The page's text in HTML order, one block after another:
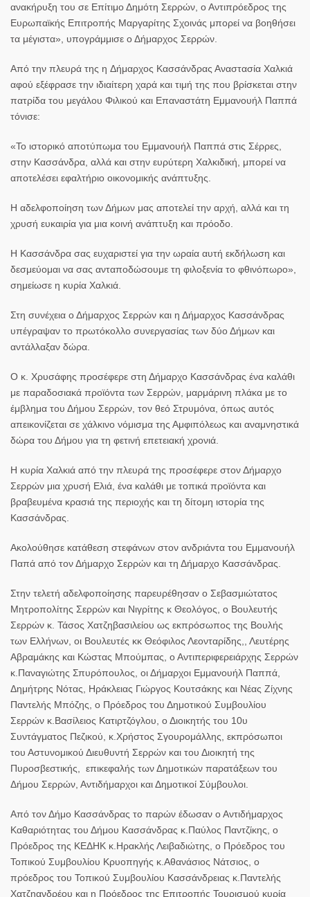
ανακήρυξη του σε Επίτιμο Δημότη Σερρών, ο Αντιπρόεδρος της
Ευρωπαϊκής Επιτροπής Μαργαρίτης Σχοινάς μπορεί να βοηθήσει
τα μέγιστα», υπογράμμισε ο Δήμαρχος Σερρών.
Από την πλευρά της η Δήμαρχος Κασσάνδρας Αναστασία Χαλκιά
αφού εξέφρασε την ιδιαίτερη χαρά και τιμή της που βρίσκεται στην
πατρίδα του μεγάλου Φιλικού και Επαναστάτη Εμμανουήλ Παππά
τόνισε:
«Το ιστορικό αποτύπωμα του Εμμανουήλ Παππά στις Σέρρες,
στην Κασσάνδρα, αλλά και στην ευρύτερη Χαλκιδική, μπορεί να
αποτελέσει εφαλτήριο οικονομικής ανάπτυξης.
Η αδελφοποίηση των Δήμων μας αποτελεί την αρχή, αλλά και τη
χρυσή ευκαιρία για μια κοινή ανάπτυξη και πρόοδο.
Η Κασσάνδρα σας ευχαριστεί για την ωραία αυτή εκδήλωση και
δεσμεύομαι να σας ανταποδώσουμε τη φιλοξενία το φθινόπωρο»,
σημείωσε η κυρία Χαλκιά.
Στη συνέχεια ο Δήμαρχος Σερρών και η Δήμαρχος Κασσάνδρας
υπέγραψαν το πρωτόκολλο συνεργασίας των δύο Δήμων και
αντάλλαξαν δώρα.
Ο κ. Χρυσάφης προσέφερε στη Δήμαρχο Κασσάνδρας ένα καλάθι
με παραδοσιακά προϊόντα των Σερρών, μαρμάρινη πλάκα με το
έμβλημα του Δήμου Σερρών, τον θεό Στρυμόνα, όπως αυτός
απεικονίζεται σε χάλκινο νόμισμα της Αμφιπόλεως και αναμνηστικά
δώρα του Δήμου για τη φετινή επετειακή χρονιά.
Η κυρία Χαλκιά από την πλευρά της προσέφερε στον Δήμαρχο
Σερρών μια χρυσή Ελιά, ένα καλάθι με τοπικά προϊόντα και
βραβευμένα κρασιά της περιοχής και τη δίτομη ιστορία της
Κασσάνδρας.
Ακολούθησε κατάθεση στεφάνων στον ανδριάντα του Εμμανουήλ
Παπά από τον Δήμαρχο Σερρών και τη Δήμαρχο Κασσάνδρας.
Στην τελετή αδελφοποίησης παρευρέθησαν ο Σεβασμιώτατος
Μητροπολίτης Σερρών και Νιγρίτης κ Θεολόγος, ο Βουλευτής
Σερρών κ. Τάσος Χατζηβασιλείου ως εκπρόσωπος της Βουλής
των Ελλήνων, οι Βουλευτές κκ Θεόφιλος Λεονταρίδης,, Λευτέρης
Αβραμάκης και Κώστας Μπούμπας, ο Αντιπεριφερειάρχης Σερρών
κ.Παναγιώτης Σπυρόπουλος, οι Δήμαρχοι Εμμανουήλ Παππά,
Δημήτρης Νότας, Ηράκλειας Γιώργος Κουτσάκης και Νέας Ζίχνης
Παντελής Μπόζης, ο Πρόεδρος του Δημοτικού Συμβουλίου
Σερρών κ.Βασίλειος Κατιρτζόγλου, ο Διοικητής του 10υ
Συντάγματος Πεζικού, κ.Χρήστος Σγουρομάλλης, εκπρόσωποι
του Αστυνομικού Διευθυντή Σερρών και του Διοικητή της
Πυροσβεστικής, επικεφαλής των Δημοτικών παρατάξεων του
Δήμου Σερρών, Αντιδήμαρχοι και Δημοτικοί Σύμβουλοι.
Από τον Δήμο Κασσάνδρας το παρών έδωσαν ο Αντιδήμαρχος
Καθαριότητας του Δήμου Κασσάνδρας κ.Παύλος Παντζίκης, ο
Πρόεδρος της ΚΕΔΗΚ κ.Ηρακλής Λειβαδιώτης, ο Πρόεδρος του
Τοπικού Συμβουλίου Κρυοπηγής κ.Αθανάσιος Νάτσιος, ο
πρόεδρος του Τοπικού Συμβουλίου Κασσάνδρειας κ.Παντελής
Χατζηανδρέου και η Πρόεδρος της Επιτροπής Τουρισμού κυρία